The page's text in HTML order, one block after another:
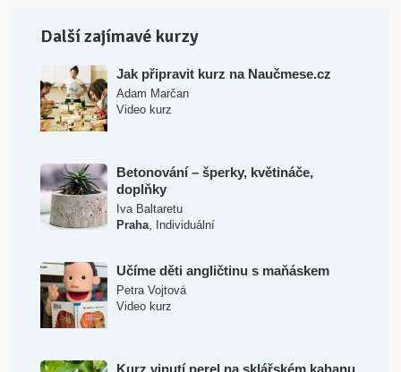
Další zajímavé kurzy
Jak připravit kurz na Naučmese.cz
Adam Marčan
Video kurz
Betonování – šperky, květináče,
doplňky
Iva Baltaretu
Praha, Individuální
Učíme děti angličtinu s maňáskem
Petra Vojtová
Video kurz
Kurz vinutí perel na sklářském kahanu